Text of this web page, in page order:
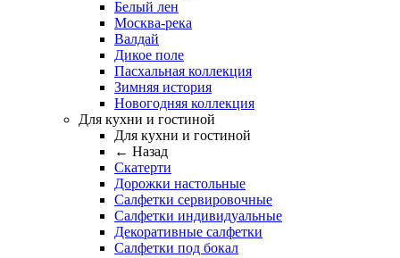
Белый лен
Москва-река
Валдай
Дикое поле
Пасхальная коллекция
Зимняя история
Новогодняя коллекция
Для кухни и гостиной
Для кухни и гостиной
← Назад
Скатерти
Дорожки настольные
Салфетки сервировочные
Салфетки индивидуальные
Декоративные салфетки
Салфетки под бокал